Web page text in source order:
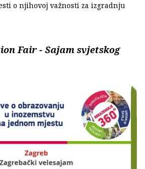
o njihovoj važnosti za izgradnju
Fair - Sajam svjetskog